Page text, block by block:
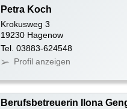
Petra Koch
Krokusweg 3
19230 Hagenow
Tel. 03883-624548
Profil anzeigen
Berufsbetreuerin Ilona